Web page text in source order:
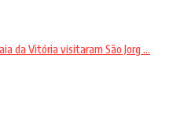
da Vitória visitaram São Jorg ...